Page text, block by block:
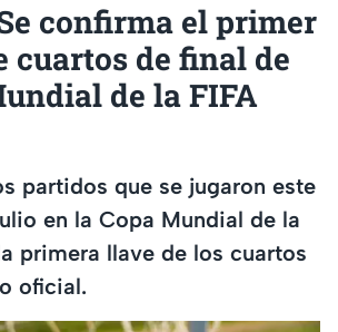
confirma el primer
cuartos de final de
de la FIFA
partidos que se jugaron este
en la Copa Mundial de la
primera llave de los cuartos
oficial.